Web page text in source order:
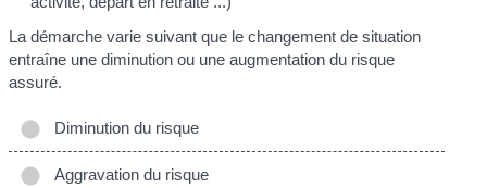
La démarche varie suivant que le changement de situation
entraîne une diminution ou une augmentation du risque
assuré.
Diminution du risque
Aggravation du risque